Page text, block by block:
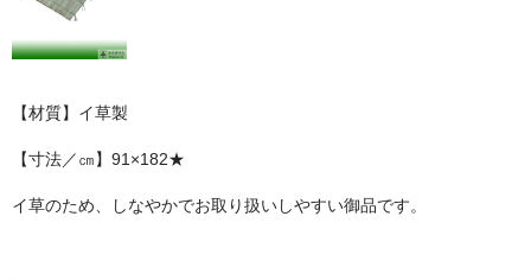
【材質】イ草製
【寸法／㎝】91×182★
イ草のため、しなやかでお取り扱いしやすい御品です。